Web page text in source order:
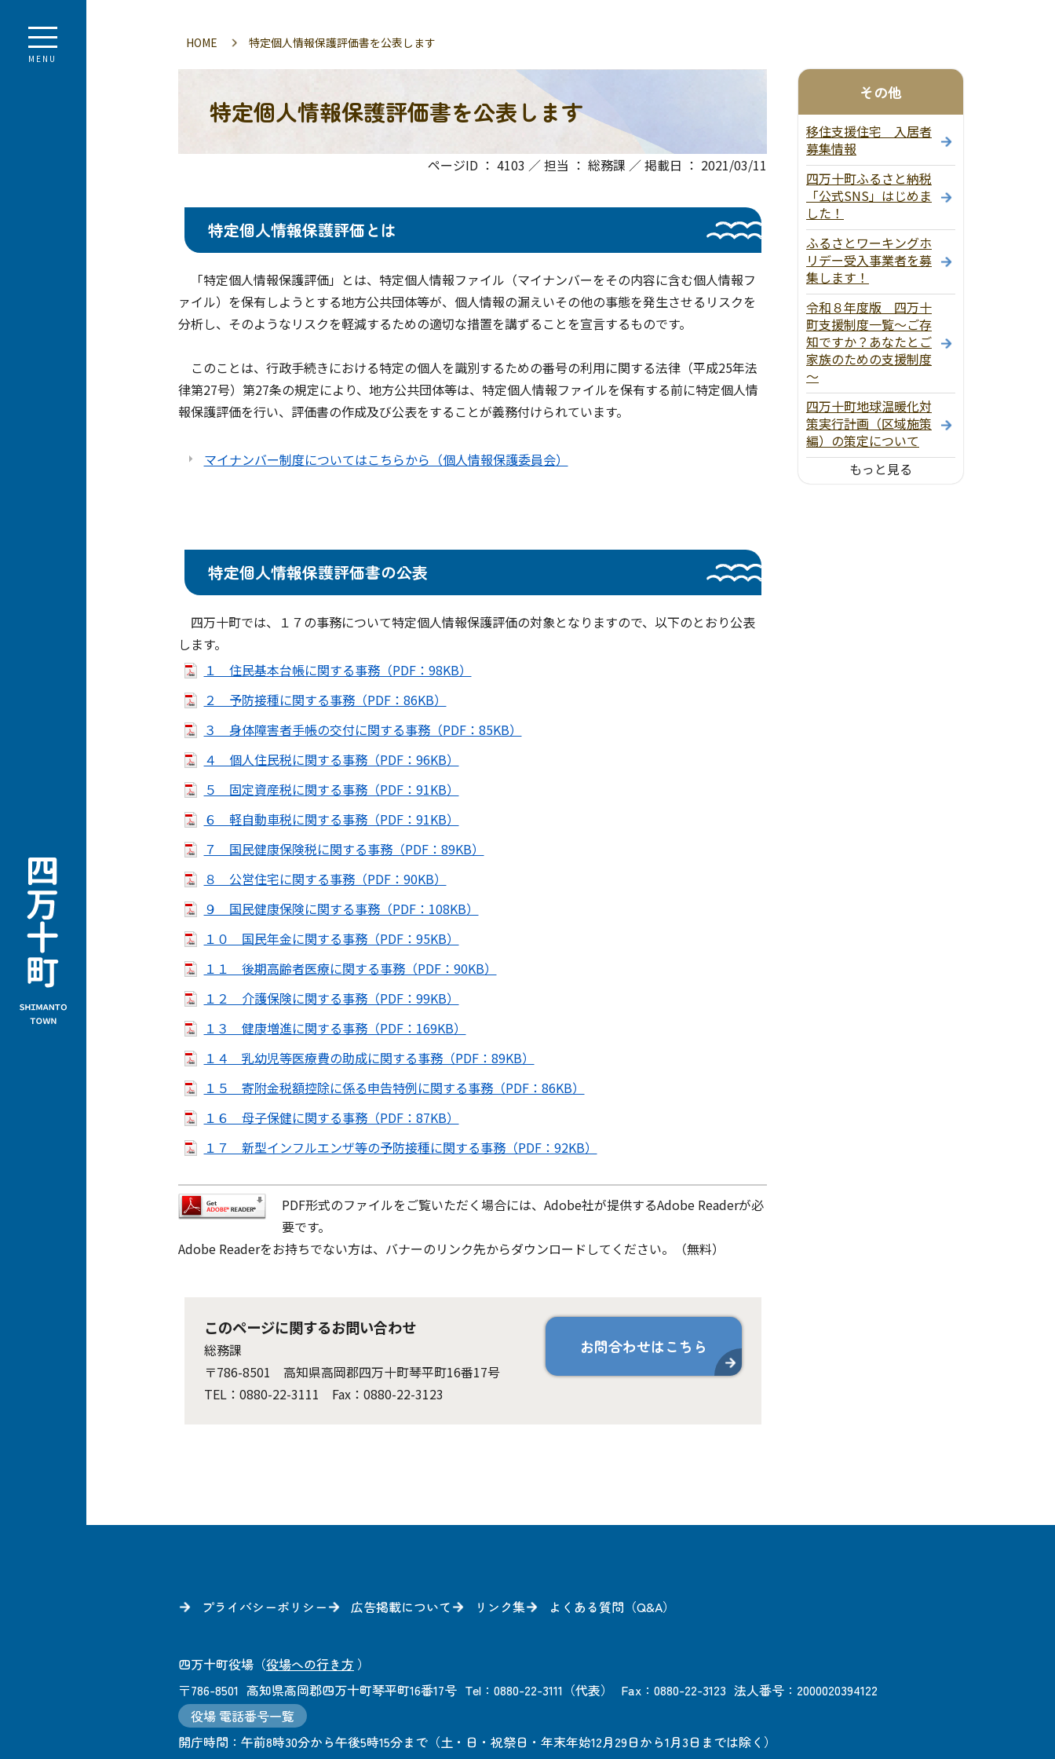
MENU
HOME 特定個人情報保護評価書を公表します
特定個人情報保護評価書を公表します
ページID ： 4103 ／ 担当 ： 総務課 ／ 掲載日 ： 2021/03/11
特定個人情報保護評価とは
「特定個人情報保護評価」とは、特定個人情報ファイル（マイナンバーをその内容に含む個人情報フ
ァイル）を保有しようとする地方公共団体等が、個人情報の漏えいその他の事態を発生させるリスクを
分析し、そのようなリスクを軽減するための適切な措置を講ずることを宣言するものです。
このことは、行政手続きにおける特定の個人を識別するための番号の利用に関する法律（平成25年法
律第27号）第27条の規定により、地方公共団体等は、特定個人情報ファイルを保有する前に特定個人情
報保護評価を行い、評価書の作成及び公表をすることが義務付けられています。
マイナンバー制度についてはこちらから（個人情報保護委員会）
特定個人情報保護評価書の公表
四万十町では、１７の事務について特定個人情報保護評価の対象となりますので、以下のとおり公表
します。
１ 住民基本台帳に関する事務（PDF：98KB）
２ 予防接種に関する事務（PDF：86KB）
３ 身体障害者手帳の交付に関する事務（PDF：85KB）
４ 個人住民税に関する事務（PDF：96KB）
５ 固定資産税に関する事務（PDF：91KB）
６ 軽自動車税に関する事務（PDF：91KB）
７ 国民健康保険税に関する事務（PDF：89KB）
８ 公営住宅に関する事務（PDF：90KB）
９ 国民健康保険に関する事務（PDF：108KB）
１０ 国民年金に関する事務（PDF：95KB）
１１ 後期高齢者医療に関する事務（PDF：90KB）
１２ 介護保険に関する事務（PDF：99KB）
１３ 健康増進に関する事務（PDF：169KB）
１４ 乳幼児等医療費の助成に関する事務（PDF：89KB）
１５ 寄附金税額控除に係る申告特例に関する事務（PDF：86KB）
１６ 母子保健に関する事務（PDF：87KB）
１７ 新型インフルエンザ等の予防接種に関する事務（PDF：92KB）
PDF形式のファイルをご覧いただく場合には、Adobe社が提供するAdobe Readerが必
要です。
Adobe Readerをお持ちでない方は、バナーのリンク先からダウンロードしてください。（無料）
このページに関するお問い合わせ
総務課
〒786-8501 高知県高岡郡四万十町琴平町16番17号
TEL：0880-22-3111 Fax：0880-22-3123
お問合わせはこちら
その他
移住支援住宅 入居者
募集情報
四万十町ふるさと納税
「公式SNS」はじめま
した！
ふるさとワーキングホ
リデー受入事業者を募
集します！
令和８年度版 四万十
町支援制度一覧～ご存
知ですか？あなたとご
家族のための支援制度
～
四万十町地球温暖化対
策実行計画（区域施策
編）の策定について
もっと見る
プライバシーポリシー 広告掲載について リンク集 よくある質問（Q&A）
四万十町役場 （役場への行き方 ）
〒786-8501 高知県高岡郡四万十町琴平町16番17号 Tel：0880-22-3111（代表） Fax：0880-22-3123 法人番号：2000020394122
役場 電話番号一覧
開庁時間： 午前8時30分から午後5時15分まで （土・日・祝祭日・年末年始12月29日から1月3日までは除く）